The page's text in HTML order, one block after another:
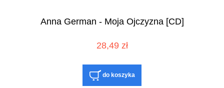
Anna German - Moja Ojczyzna [CD]
28,49 zł
do koszyka